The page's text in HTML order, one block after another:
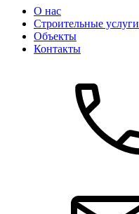
О нас
Строительные услуги
Объекты
Контакты